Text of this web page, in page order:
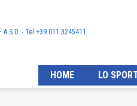
- Tel +39.011.3245411
HOME LO